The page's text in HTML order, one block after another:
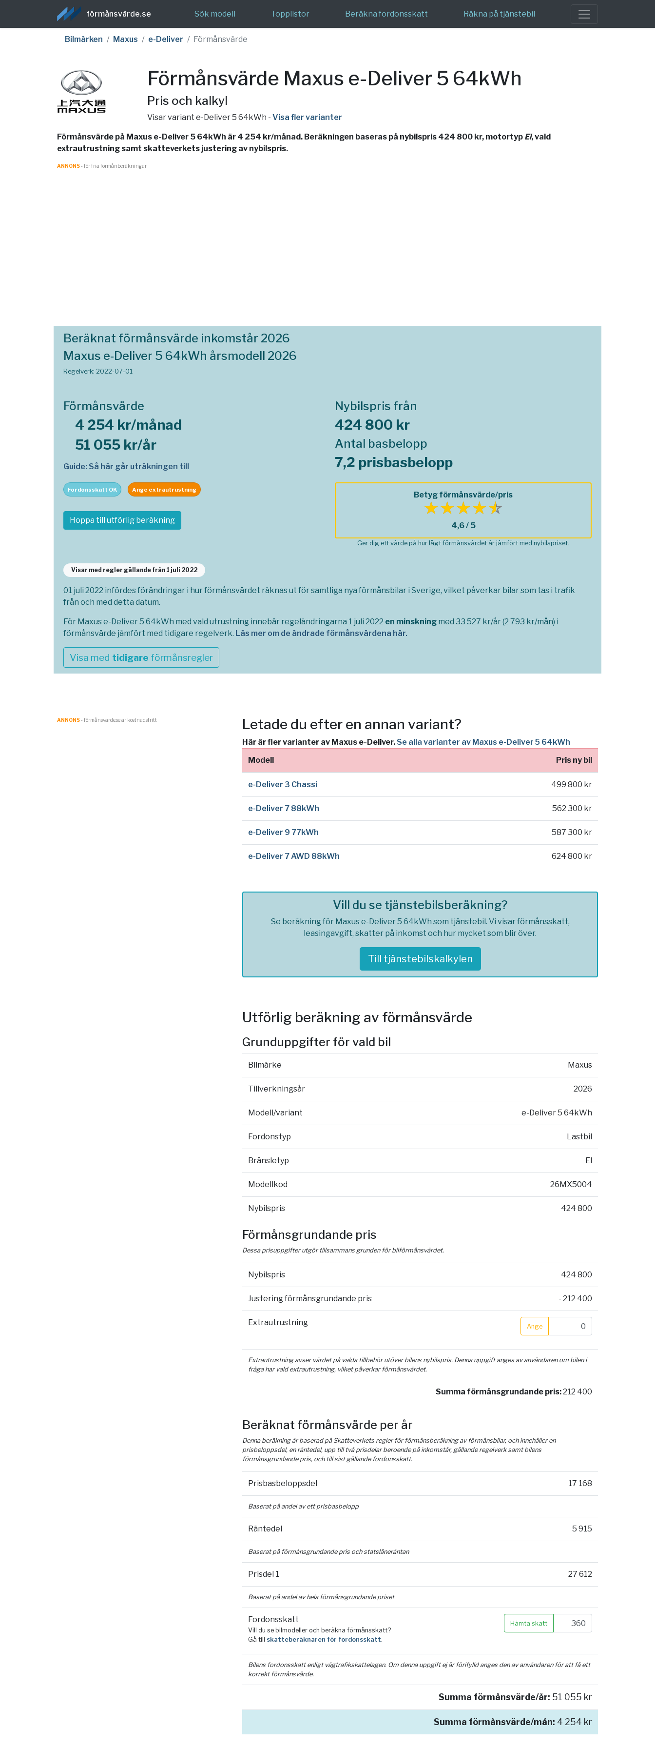
förmånsvärde.se Sök modell Topplistor Beräkna fordonsskatt Räkna på tjänstebil
Bilmärken Maxus e-Deliver Förmånsvärde
Förmånsvärde Maxus e-Deliver 5 64kWh
Pris och kalkyl
Visar variant e-Deliver 5 64kWh - Visa fler varianter
Förmånsvärde på Maxus e-Deliver 5 64kWh är 4 254 kr/månad. Beräkningen baseras på nybilspris 424 800 kr, motortyp El, vald
extrautrustning samt skatteverkets justering av nybilspris.
ANNONS- för fria förmånberäkningar
Beräknat förmånsvärde inkomstår 2026
Maxus e-Deliver 5 64kWh årsmodell 2026
Regelverk: 2022-07-01
Förmånsvärde
4 254 kr/månad
51 055 kr/år
Guide: Så här går uträkningen till
Nybilspris från
424 800 kr
Antal basbelopp
7,2 prisbasbelopp
Fordonsskatt OK Ange extrautrustning
Hoppa till utförlig beräkning
Betyg förmånsvärde/pris
4,6 / 5
Ger dig ett värde på hur lågt förmånsvärdet är jämfört med nybilspriset.
Visar med regler gällande från 1 juli 2022
01 juli 2022 infördes förändringar i hur förmånsvärdet räknas ut för samtliga nya förmånsbilar i Sverige, vilket påverkar bilar som tas i trafik
från och med detta datum.
För Maxus e-Deliver 5 64kWh med vald utrustning innebär regeländringarna 1 juli 2022 en minskning med 33 527 kr/år (2 793 kr/mån) i
förmånsvärde jämfört med tidigare regelverk. Läs mer om de ändrade förmånsvärdena här.
Visa med tidigare förmånsregler
ANNONS- förmånsvärde.se är kostnadsfritt Letade du efter en annan variant?
Här är fler varianter av Maxus e-Deliver. Se alla varianter av Maxus e-Deliver 5 64kWh
Modell
Pris ny bil
e-Deliver 3 Chassi 499 800 kr
e-Deliver 7 88kWh 562 300 kr
e-Deliver 9 77kWh 587 300 kr
e-Deliver 7 AWD 88kWh 624 800 kr
Vill du se tjänstebilsberäkning?
Se beräkning för Maxus e-Deliver 5 64kWh som tjänstebil. Vi visar förmånsskatt,
leasingavgift, skatter på inkomst och hur mycket som blir över.
Till tjänstebilskalkylen
Utförlig beräkning av förmånsvärde
Grunduppgifter för vald bil
Bilmärke Maxus
Tillverkningsår 2026
Modell/variant e-Deliver 5 64kWh
Fordonstyp Lastbil
Bränsletyp El
Modellkod 26MX5004
Nybilspris 424 800
Förmånsgrundande pris
Dessa prisuppgifter utgör tillsammans grunden för bilförmånsvärdet.
Nybilspris 424 800
Justering förmånsgrundande pris - 212 400
Extrautrustning Ange
Extrautrustning avser värdet på valda tillbehör utöver bilens nybilspris. Denna uppgift anges av användaren om bilen i
fråga har vald extrautrustning, vilket påverkar förmånsvärdet.
Summa förmånsgrundande pris:212 400
Beräknat förmånsvärde per år
Denna beräkning är baserad på Skatteverkets regler för förmånsberäkning av förmånsbilar, och innehåller en
prisbeloppsdel, en räntedel, upp till två prisdelar beroende på inkomstår, gällande regelverk samt bilens
förmånsgrundande pris, och till sist gällande fordonsskatt.
Prisbasbeloppsdel 17 168
Baserat på andel av ett prisbasbelopp
Räntedel 5 915
Baserat på förmånsgrundande pris och statslåneräntan
Prisdel 1 27 612
Baserat på andel av hela förmånsgrundande priset
Fordonsskatt
Vill du se bilmodeller och beräkna förmånsskatt?
Gå till skatteberäknaren för fordonsskatt.
Hämta skatt
Bilens fordonsskatt enligt vägtrafikskattelagen. Om denna uppgift ej är förifylld anges den av användaren för att få ett
korrekt förmånsvärde.
Summa förmånsvärde/år: 51 055 kr
Summa förmånsvärde/mån: 4 254 kr